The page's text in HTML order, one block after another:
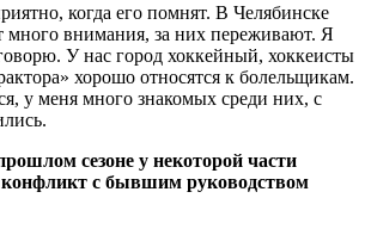
когда его помнят. В Челябинске
много внимания, за них переживают. Я
У нас город хоккейный, хоккеисты
хорошо относятся к болельщикам.
у меня много знакомых среди них, с
сезоне у некоторой части
с бывшим руководством